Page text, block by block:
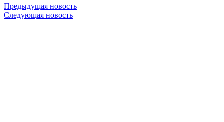
Предыдущая новость
Следующая новость